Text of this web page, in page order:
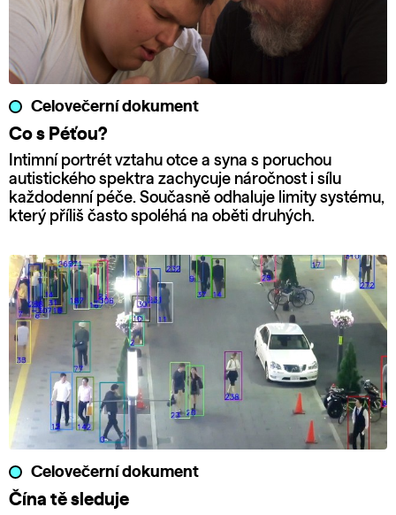
Celovečerní dokument
Co s Péťou?
Intimní portrét vztahu otce a syna s poruchou
autistického spektra zachycuje náročnost i sílu
každodenní péče. Současně odhaluje limity systému,
který příliš často spoléhá na oběti druhých.
Celovečerní dokument
Čína tě sleduje